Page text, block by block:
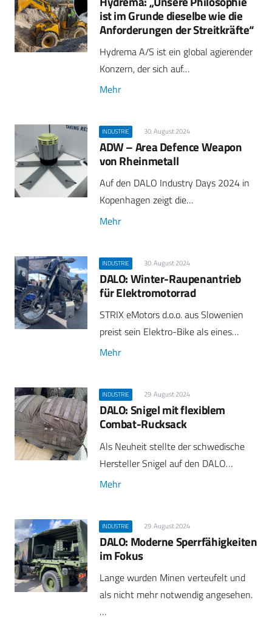
ist im Grunde dieselbe wie die
Anforderungen der Streitkräfte“
Hydrema A/S ist ein global agierender
Konzern, der sich auf…
Mehr
INDUSTRIE 30. August 2024
ADW – Area Defence Weapon
von Rheinmetall
Auf den DALO Industry Days 2024 in
Kopenhagen zeigt die…
Mehr
INDUSTRIE 30. August 2024
DALO: Winter-Raupenantrieb
für Elektromotorrad
STRIX eMotors d.o.o. aus Slowenien
preist sein Elektro-Bike als eines…
Mehr
INDUSTRIE 29. August 2024
DALO: Snigel mit flexiblem
Combat-Rucksack
Als Neuheit stellte der schwedische
Hersteller Snigel auf den DALO…
Mehr
INDUSTRIE 29. August 2024
DALO: Moderne Sperrfähigkeiten
im Fokus
Lange wurden Minen verteufelt und
als nicht mehr notwendig angesehen.
…